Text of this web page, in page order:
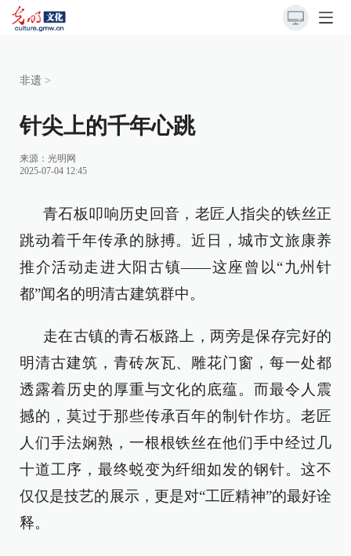
非遗 >
针尖上的千年心跳
来源： 光明网
2025-07-04 12:45
青石板叩响历史回音，老匠人指尖的铁丝正
跳动着千年传承的脉搏。近日，城市文旅康养
推介活动走进大阳古镇——这座曾以“九州针
都”闻名的明清古建筑群中。
走在古镇的青石板路上，两旁是保存完好的
明清古建筑，青砖灰瓦、雕花门窗，每一处都
透露着历史的厚重与文化的底蕴。而最令人震
撼的，莫过于那些传承百年的制针作坊。老匠
人们手法娴熟，一根根铁丝在他们手中经过几
十道工序，最终蜕变为纤细如发的钢针。这不
仅仅是技艺的展示，更是对“工匠精神”的最好诠
释。